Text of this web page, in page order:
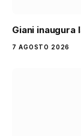
Giani inaugura
7 AGOSTO 2026